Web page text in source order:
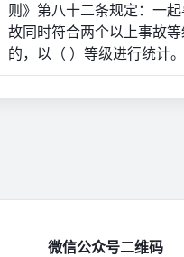
则》第八十二条规定：一
故同时符合两个以上事故等
的，以（ ）等级进行统计。
微信公众号二维码